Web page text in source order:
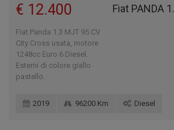
€ 12.400
Fiat Panda 1.3 MJT 95 CV
City Cross usata, motore
1248cc Euro 6 Diesel.
Esterni di colore giallo
pastello.
2019 96200 Km Diesel